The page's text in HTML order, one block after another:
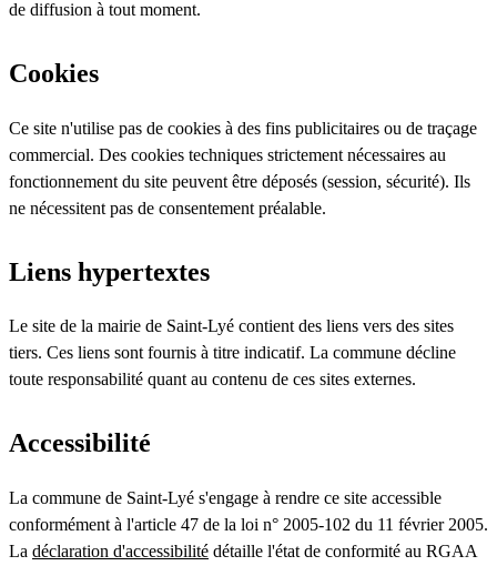
de diffusion à tout moment.
Cookies
Ce site n'utilise pas de cookies à des fins publicitaires ou de traçage
commercial. Des cookies techniques strictement nécessaires au
fonctionnement du site peuvent être déposés (session, sécurité). Ils
ne nécessitent pas de consentement préalable.
Liens hypertextes
Le site de la mairie de Saint-Lyé contient des liens vers des sites
tiers. Ces liens sont fournis à titre indicatif. La commune décline
toute responsabilité quant au contenu de ces sites externes.
Accessibilité
La commune de Saint-Lyé s'engage à rendre ce site accessible
conformément à l'article 47 de la loi n° 2005-102 du 11 février 2005.
La déclaration d'accessibilité détaille l'état de conformité au RGAA